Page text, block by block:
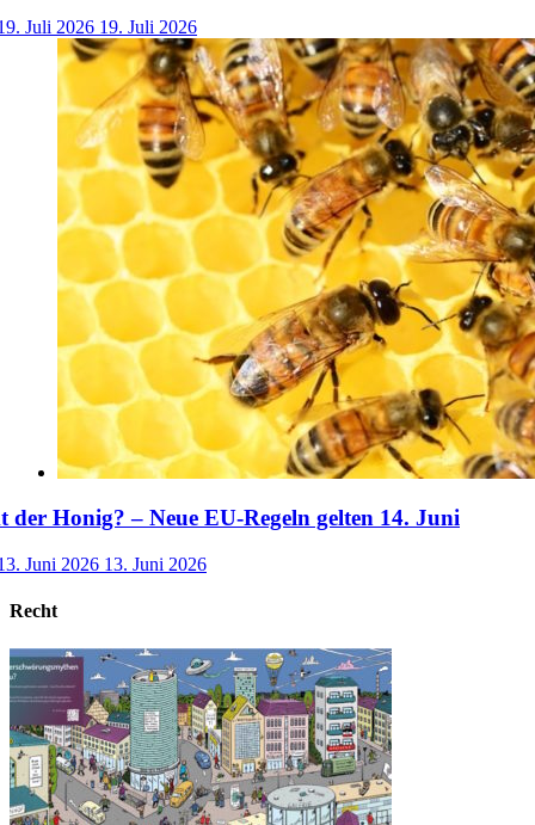
Juli 2026 19. Juli 2026
der Honig? – Neue EU-Regeln gelten 14. Juni
Juni 2026 13. Juni 2026
Recht